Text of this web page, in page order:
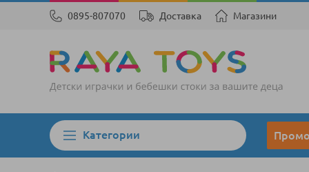
0895-807070 Доставка Магазини
Категории